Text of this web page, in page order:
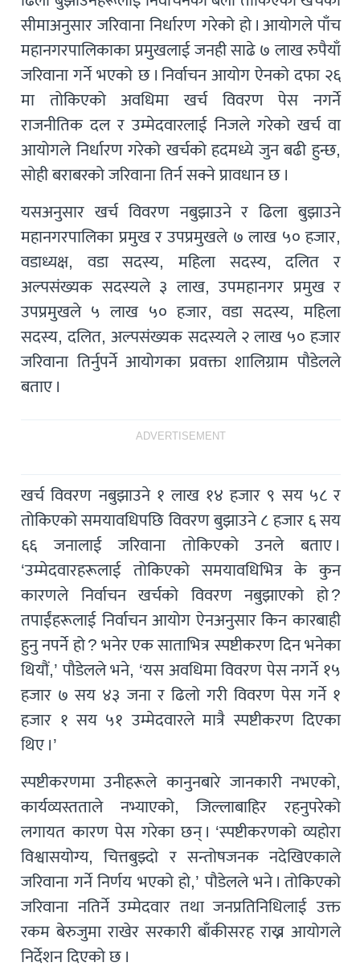
सीमाअनुसार जरिवाना निर्धारण गरेको हो । आयोगले पाँच
महानगरपालिकाका प्रमुखलाई जनही साढे ७ लाख रुपैयाँ
जरिवाना गर्ने भएको छ । निर्वाचन आयोग ऐनको दफा २६
मा तोकिएको अवधिमा खर्च विवरण पेस नगर्ने
राजनीतिक दल र उम्मेदवारलाई निजले गरेको खर्च वा
आयोगले निर्धारण गरेको खर्चको हदमध्ये जुन बढी हुन्छ,
सोही बराबरको जरिवाना तिर्न सक्ने प्रावधान छ ।
यसअनुसार खर्च विवरण नबुझाउने र ढिला बुझाउने
महानगरपालिका प्रमुख र उपप्रमुखले ७ लाख ५० हजार,
वडाध्यक्ष, वडा सदस्य, महिला सदस्य, दलित र
अल्पसंख्यक सदस्यले ३ लाख, उपमहानगर प्रमुख र
उपप्रमुखले ५ लाख ५० हजार, वडा सदस्य, महिला
सदस्य, दलित, अल्पसंख्यक सदस्यले २ लाख ५० हजार
जरिवाना तिर्नुपर्ने आयोगका प्रवक्ता शालिग्राम पौडेलले
बताए ।
ADVERTISEMENT
खर्च विवरण नबुझाउने १ लाख १४ हजार ९ सय ५८ र
तोकिएको समयावधिपछि विवरण बुझाउने ८ हजार ६ सय
६६ जनालाई जरिवाना तोकिएको उनले बताए ।
‘उम्मेदवारहरूलाई तोकिएको समयावधिभित्र के कुन
कारणले निर्वाचन खर्चको विवरण नबुझाएको हो ?
तपाईंहरूलाई निर्वाचन आयोग ऐनअनुसार किन कारबाही
हुनु नपर्ने हो ? भनेर एक साताभित्र स्पष्टीकरण दिन भनेका
थियौं,’ पौडेलले भने, ‘यस अवधिमा विवरण पेस नगर्ने १५
हजार ७ सय ४३ जना र ढिलो गरी विवरण पेस गर्ने १
हजार १ सय ५१ उम्मेदवारले मात्रै स्पष्टीकरण दिएका
थिए ।’
स्पष्टीकरणमा उनीहरूले कानुनबारे जानकारी नभएको,
कार्यव्यस्तताले नभ्याएको, जिल्लाबाहिर रहनुपरेको
लगायत कारण पेस गरेका छन् । ‘स्पष्टीकरणको व्यहोरा
विश्वासयोग्य, चित्तबुझ्दो र सन्तोषजनक नदेखिएकाले
जरिवाना गर्ने निर्णय भएको हो,’ पौडेलले भने । तोकिएको
जरिवाना नतिर्ने उम्मेदवार तथा जनप्रतिनिधिलाई उक्त
रकम बेरुजुमा राखेर सरकारी बाँकीसरह राख्न आयोगले
निर्देशन दिएको छ ।